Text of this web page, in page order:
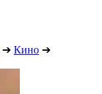
➔ Кино ➔